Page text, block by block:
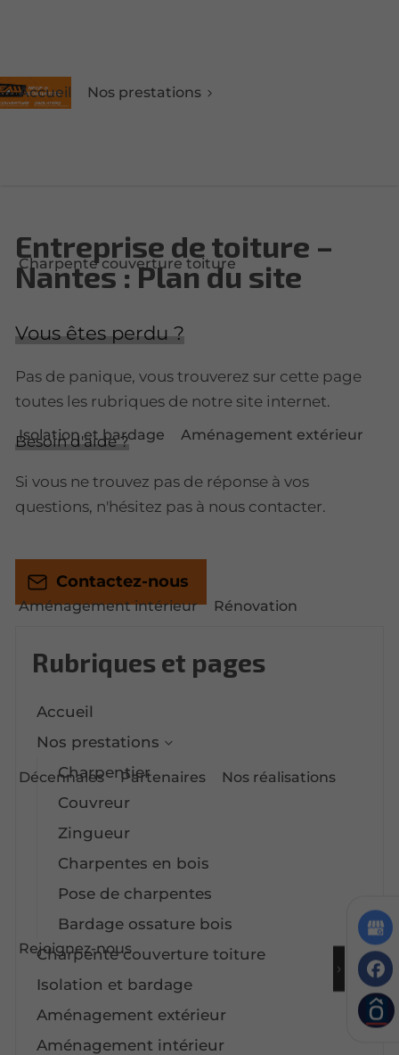
Accueil Nos prestations
Charpente couverture toiture
Isolation et bardage Aménagement extérieur
Aménagement intérieur Rénovation
Décennales Partenaires Nos réalisations
Rejoignez-nous
Entreprise de toiture –
Nantes : Plan du site
Vous êtes perdu ?
Pas de panique, vous trouverez sur cette page
toutes les rubriques de notre site internet.​​
Besoin d'aide ?
Si vous ne trouvez pas de réponse à vos
questions, n'hésitez pas à nous contacter.
Contactez-nous
Rubriques et pages
Accueil
Nos prestations
Charpentier
Couvreur
Zingueur
Charpentes en bois
Pose de charpentes
Bardage ossature bois
Charpente couverture toiture
Isolation et bardage
Aménagement extérieur
Aménagement intérieur